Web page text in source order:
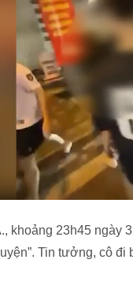
khoảng 23h45 ngày
Tin tưởng, cô